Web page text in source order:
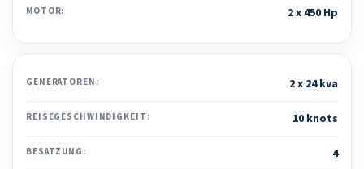
MOTOR: 2 x 450 Hp
GENERATOREN: 2 x 24 kva
REISEGESCHWINDIGKEIT: 10 knots
BESATZUNG: 4